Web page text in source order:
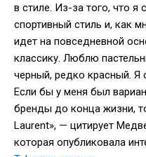
в стиле. Из-за того, что я
спортивный стиль и, как
идет на повседневной
классику. Люблю
черный, редко красный. Я
Если бы у меня был
бренды до конца жизни,
Laurent», — цитирует
которая опубликовала